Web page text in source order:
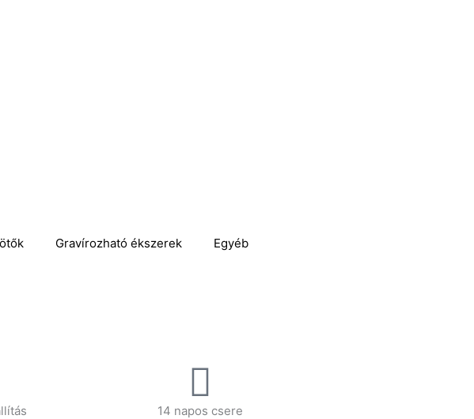
Gravírozható ékszerek Egyéb
14 napos csere